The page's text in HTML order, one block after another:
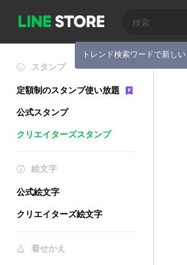
トレンド検索ワードで新し
スタンプ
定額制のスタンプ使い放題
公式スタンプ
クリエイターズスタンプ
絵文字
公式絵文字
クリエイターズ絵文字
着せかえ